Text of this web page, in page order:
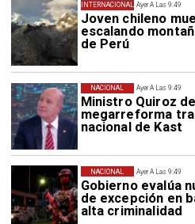
Ayer A Las 9:49
Joven chileno
escalando
de Perú
INTERNACIONAL
Ayer A Las 9:49
Ministro Quiroz
megarreforma
nacional de Kast
NACIONAL
Ayer A Las 9:49
Gobierno evalúa
de excepción en
alta criminalidad
NACIONAL